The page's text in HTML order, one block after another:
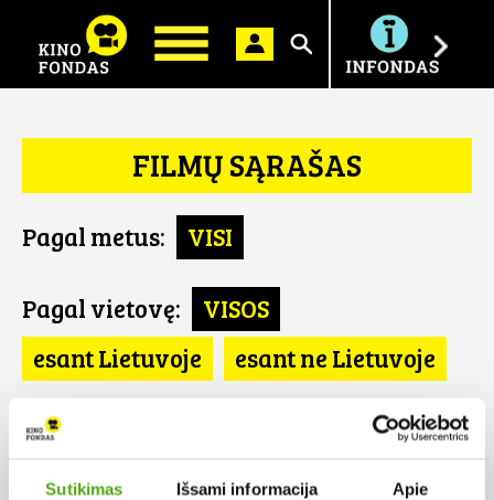
Sutikimas Išsami informacija Apie
Ieškoti
FILMŲ SĄRAŠAS
Pagal metus: VISI
Pagal vietovę:
VISOS
esant Lietuvoje
esant ne Lietuvoje
Pagal šalį:
Iranas